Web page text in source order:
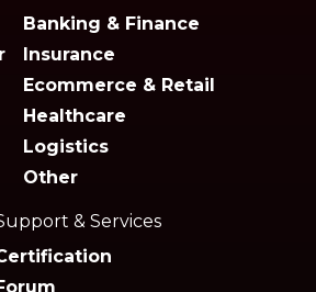
Banking & Finance
Insurance
Ecommerce & Retail
Healthcare
Logistics
Other
& Services